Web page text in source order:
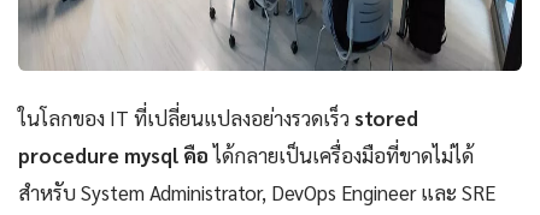
ในโลกของ IT ที่เปลี่ยนแปลงอย่างรวดเร็ว stored
procedure mysql คือได้กลายเป็นเครื่องมือที่ขาดไม่ได้
สำหรับ System Administrator, DevOps Engineer และ SRE